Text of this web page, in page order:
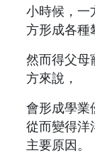
小時候，一
方形成各種
然而得父母
方來說，
會形成學業
從而變得洋
主要原因。